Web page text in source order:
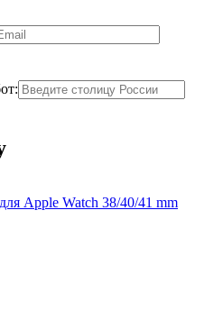
Apple Watch 38/40/41 mm